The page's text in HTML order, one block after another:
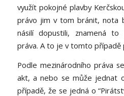
využít pokojné plavby
právo jim v tom bránit, nota
násilí dopustili, znamená to
práva. A to je v tomto případě
Podle mezinárodního práva
akt, a nebo se může jednat
případě, že se jedná o